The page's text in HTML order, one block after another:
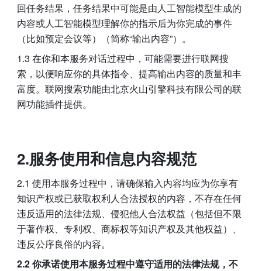
回任务结果，任务结果中可能是由人工智能模型生成的
内容或人工智能模型理解你的指示后为你完成的事件
（比如预定会议等）（简称“输出内容”）。
1.3 在你和本服务对话过程中，可能需要进行联网搜
索，以便响应你的具体指令、提高输出内容的质量和丰
富度。联网搜索功能由北京火山引擎科技有限公司的联
网功能插件提供。
2.服务使用和信息内容规范
2.1 使用本服务过程中，请确保输入内容均应为你享有
知识产权或已获取权利人合法授权的内容，不存在任何
违反适用的法律法规、侵犯他人合法权益（包括但不限
于著作权、专利权、商标权等知识产权及其他权益）、
违反公序良俗的内容。
2.2 你承诺使用本服务过程中遵守适用的法律法规，不